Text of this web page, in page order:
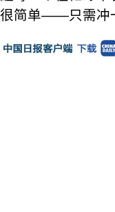
很简单——只需冲